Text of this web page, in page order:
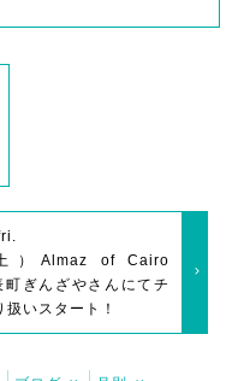
）Almaz of Cairo
ぎんざやさんにてチ
扱いスタート！